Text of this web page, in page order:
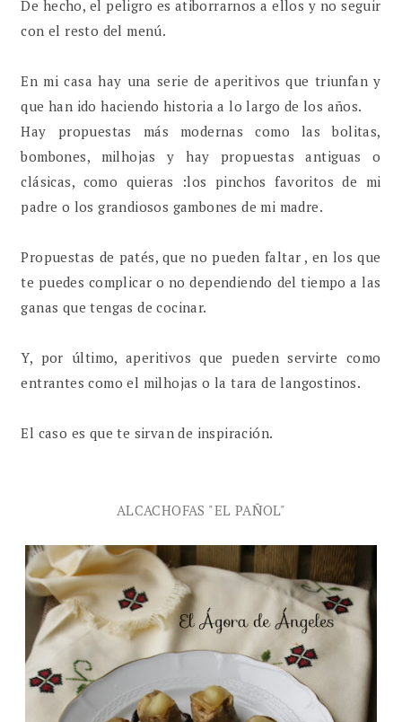
De hecho, el peligro es atiborrarnos a ellos y no seguir
con el resto del menú.
En mi casa hay una serie de aperitivos que triunfan y
que han ido haciendo historia a lo largo de los años.
Hay propuestas más modernas como las bolitas,
bombones, milhojas y hay propuestas antiguas o
clásicas, como quieras :los pinchos favoritos de mi
padre o los grandiosos gambones de mi madre.
Propuestas de patés, que no pueden faltar , en los que
te puedes complicar o no dependiendo del tiempo a las
ganas que tengas de cocinar.
Y, por último, aperitivos que pueden servirte como
entrantes como el milhojas o la tara de langostinos.
El caso es que te sirvan de inspiración.
ALCACHOFAS "EL PAÑOL"